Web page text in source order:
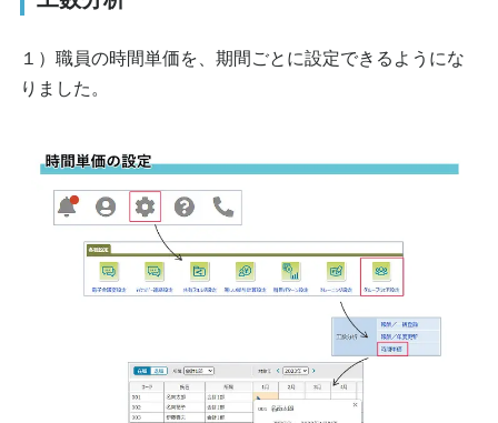
１）職員の時間単価を、期間ごとに設定できるようにな
りました。